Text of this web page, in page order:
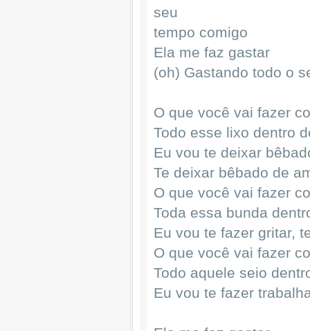
seu
tempo comigo
Ela me faz gastar
(oh) Gastando todo o
O que você vai fazer
Todo esse lixo dentro
Eu vou te deixar
Te deixar bêbado de
O que você vai fazer
Toda essa bunda
Eu vou te fazer gritar,
O que você vai fazer
Todo aquele seio
Eu vou te fazer